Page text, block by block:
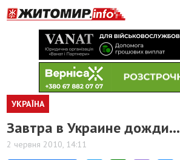
УКРАЇНА
Завтра в Украине дожди...
2 червня 2010, 14:11